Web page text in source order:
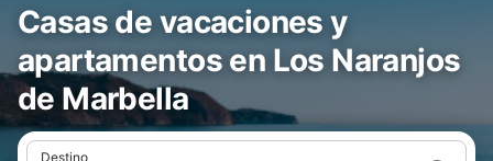
Casas de vacaciones y
apartamentos en Los Naranjos
de Marbella
Destino